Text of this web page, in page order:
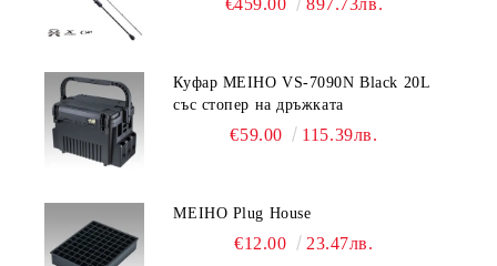
€459.00 897.73лв.
Куфар MEIHO VS-7090N Black 20L
със стопер на дръжката
€59.00 115.39лв.
MEIHO Plug House
€12.00 23.47лв.